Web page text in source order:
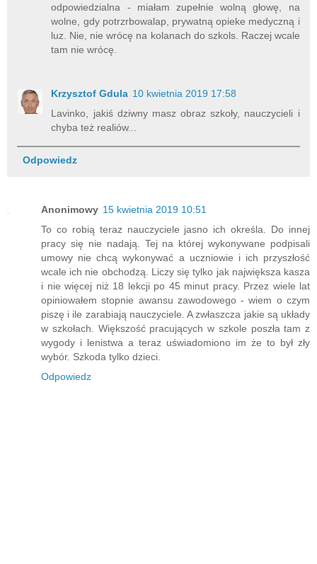
odpowiedzialna - miałam zupełnie wolną głowę, na
wolne, gdy potrzrbowalap, prywatną opieke medyczną i
luz. Nie, nie wrócę na kolanach do szkols. Raczej wcale
tam nie wrócę.
Krzysztof Gdula 10 kwietnia 2019 17:58
Lavinko, jakiś dziwny masz obraz szkoły, nauczycieli i
chyba też realiów...
Odpowiedz
Anonimowy 15 kwietnia 2019 10:51
To co robią teraz nauczyciele jasno ich określa. Do innej
pracy się nie nadają. Tej na której wykonywane podpisali
umowy nie chcą wykonywać a uczniowie i ich przyszłość
wcale ich nie obchodzą. Liczy się tylko jak największa kasza
i nie więcej niż 18 lekcji po 45 minut pracy. Przez wiele lat
opiniowałem stopnie awansu zawodowego - wiem o czym
piszę i ile zarabiają nauczyciele. A zwłaszcza jakie są układy
w szkołach. Większość pracujących w szkole poszła tam z
wygody i lenistwa a teraz uświadomiono im że to był zły
wybór. Szkoda tylko dzieci.
Odpowiedz